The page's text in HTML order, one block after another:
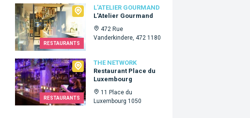
RESTAURANTS
L'ATELIER GOURMAND
L'Atelier Gourmand
472 Rue
Vanderkindere, 472 1180
L'Atelier Gourmand
RESTAURANTS
THE NETWORK
Restaurant Place du
Luxembourg
11 Place du
Luxembourg 1050
The Network